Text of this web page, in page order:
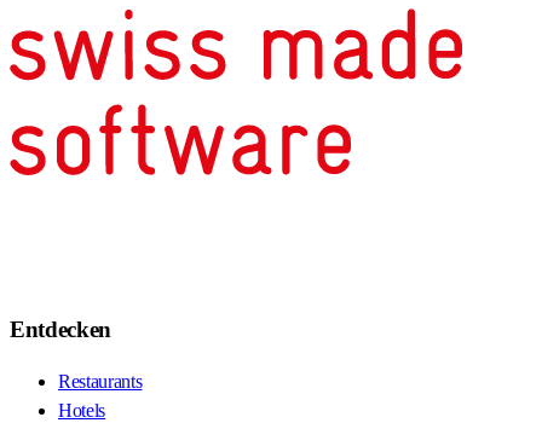
Entdecken
Restaurants
Hotels